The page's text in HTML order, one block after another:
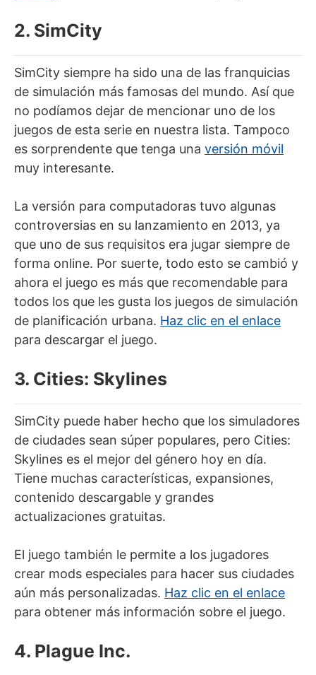
2. SimCity
SimCity siempre ha sido una de las franquicias
de simulación más famosas del mundo. Así que
no podíamos dejar de mencionar uno de los
juegos de esta serie en nuestra lista. Tampoco
es sorprendente que tenga una versión móvil
muy interesante.
La versión para computadoras tuvo algunas
controversias en su lanzamiento en 2013, ya
que uno de sus requisitos era jugar siempre de
forma online. Por suerte, todo esto se cambió y
ahora el juego es más que recomendable para
todos los que les gusta los juegos de simulación
de planificación urbana. Haz clic en el enlace
para descargar el juego.
3. Cities: Skylines
SimCity puede haber hecho que los simuladores
de ciudades sean súper populares, pero Cities:
Skylines es el mejor del género hoy en día.
Tiene muchas características, expansiones,
contenido descargable y grandes
actualizaciones gratuitas.
El juego también le permite a los jugadores
crear mods especiales para hacer sus ciudades
aún más personalizadas. Haz clic en el enlace
para obtener más información sobre el juego.
4. Plague Inc.